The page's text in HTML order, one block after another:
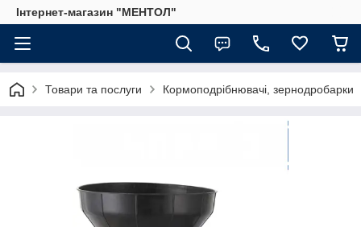
Інтернет-магазин "МЕНТОЛ"
Товари та послуги Кормоподрібнювачі, зернодробарки